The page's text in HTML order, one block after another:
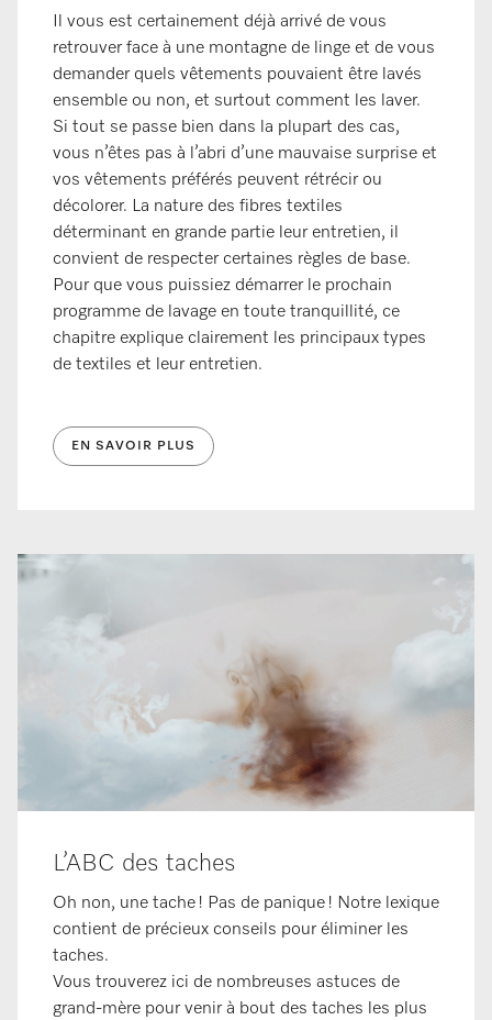
Il vous est certainement déjà arrivé de vous
retrouver face à une montagne de linge et de vous
demander quels vêtements pouvaient être lavés
ensemble ou non, et surtout comment les laver.
Si tout se passe bien dans la plupart des cas,
vous n’êtes pas à l’abri d’une mauvaise surprise et
vos vêtements préférés peuvent rétrécir ou
décolorer. La nature des fibres textiles
déterminant en grande partie leur entretien, il
convient de respecter certaines règles de base.
Pour que vous puissiez démarrer le prochain
programme de lavage en toute tranquillité, ce
chapitre explique clairement les principaux types
de textiles et leur entretien.
EN SAVOIR PLUS
L’ABC des taches
Oh non, une tache ! Pas de panique ! Notre lexique
contient de précieux conseils pour éliminer les
taches.
Vous trouverez ici de nombreuses astuces de
grand-mère pour venir à bout des taches les plus